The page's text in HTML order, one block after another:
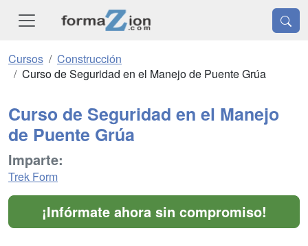
Cursos
Construcción
Curso de Seguridad en el Manejo de Puente Grúa
Curso de Seguridad en el Manejo
de Puente Grúa
Imparte:
Trek Form
¡Infórmate ahora sin compromiso!